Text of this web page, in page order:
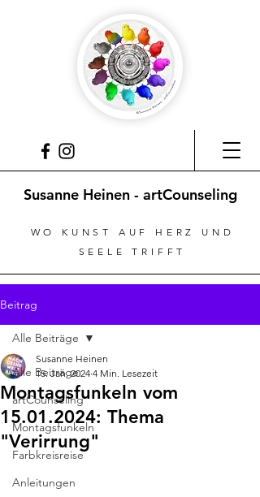
Susanne Heinen - artCounseling
WO KUNST AUF HERZ UND
SEELE TRIFFT
Beitrag
Alle Beiträge
artCounseling
Montagsfunkeln
Farbkreisreise
Anleitungen
Alle Beiträge
Montagsfunkeln vom
15.01.2024: Thema
"Verirrung"
Susanne Heinen
15. Jan. 2024 4 Min. Lesezeit